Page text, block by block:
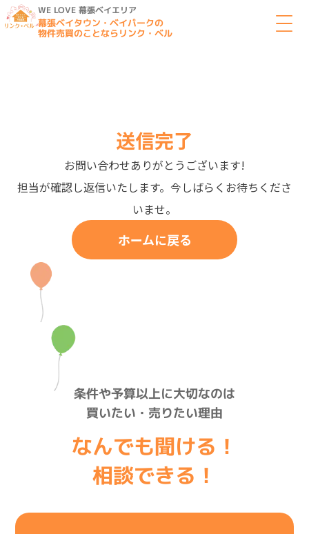
WE LOVE 幕張ベイエリア
幕張ベイタウン・ベイパークの
物件売買のことならリンク・ベル
送信完了
お問い合わせありがとうございます!
担当が確認し返信いたします。今しばらくお待ちくださ
いませ。
ホームに戻る
条件や予算以上に大切なのは
買いたい・売りたい理由
なんでも聞ける！
相談できる！